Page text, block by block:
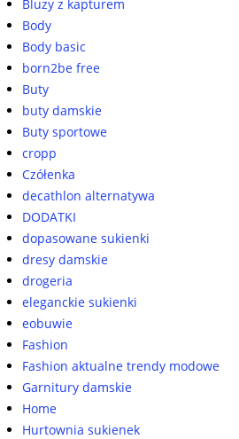
Bluzy z kapturem
Body
Body basic
born2be free
Buty
buty damskie
Buty sportowe
cropp
Czółenka
decathlon alternatywa
DODATKI
dopasowane sukienki
dresy damskie
drogeria
eleganckie sukienki
eobuwie
Fashion
Fashion aktualne trendy modowe
Garnitury damskie
Home
Hurtownia sukienek